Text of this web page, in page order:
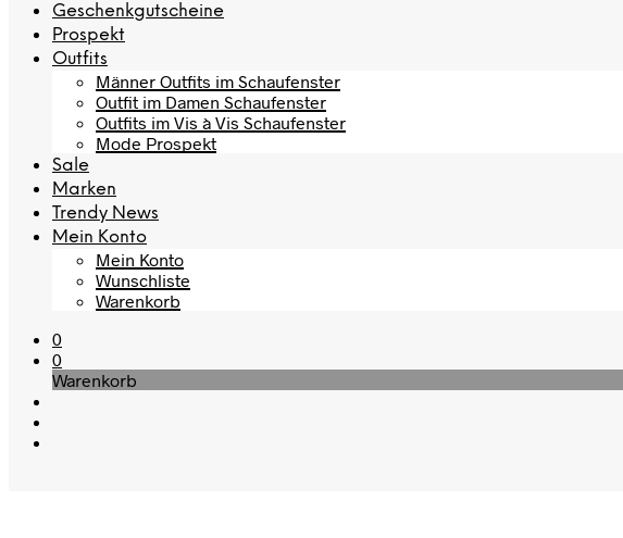
Geschenkgutscheine
Prospekt
Outfits
Männer Outfits im Schaufenster
Outfit im Damen Schaufenster
Outfits im Vis à Vis Schaufenster
Mode Prospekt
Sale
Marken
Trendy News
Mein Konto
Mein Konto
Wunschliste
Warenkorb
0
0
Warenkorb